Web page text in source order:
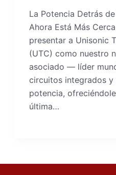
La Potencia Detrás
Ahora Está Más
presentar a Unisonic
(UTC) como nuestro
asociado — líder
circuitos integrados
potencia,
última…